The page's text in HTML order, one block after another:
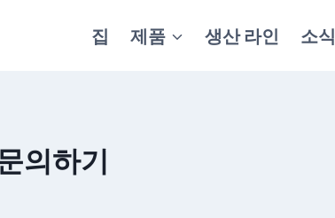
집 제품 생산 라인 소식
의하기